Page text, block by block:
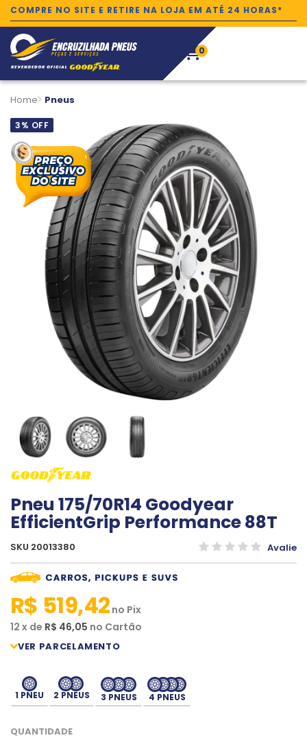
COMPRE NO SITE E RETIRE NA LOJA EM ATÉ 24 HORAS*
0
Home Pneus
3% OFF
Pneu 175/70R14 Goodyear
EfficientGrip Performance 88T
SKU 20013380 Avalie
R$ 519,42 no Pix
12 x de R$ 46,05 no Cartão
1 PNEU 2 PNEUS 3 PNEUS 4 PNEUS
QUANTIDADE